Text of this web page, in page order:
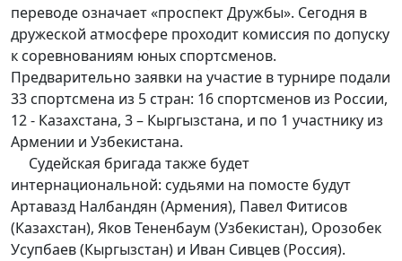
переводе означает «проспект Дружбы». Сегодня в
дружеской атмосфере проходит комиссия по допуску
к соревнованиям юных спортсменов.
Предварительно заявки на участие в турнире подали
33 спортсмена из 5 стран: 16 спортсменов из России,
12 - Казахстана, 3 – Кыргызстана, и по 1 участнику из
Армении и Узбекистана.
Судейская бригада также будет
интернациональной: судьями на помосте будут
Артавазд Налбандян (Армения), Павел Фитисов
(Казахстан), Яков Тененбаум (Узбекистан), Орозобек
Усупбаев (Кыргызстан) и Иван Сивцев (Россия).